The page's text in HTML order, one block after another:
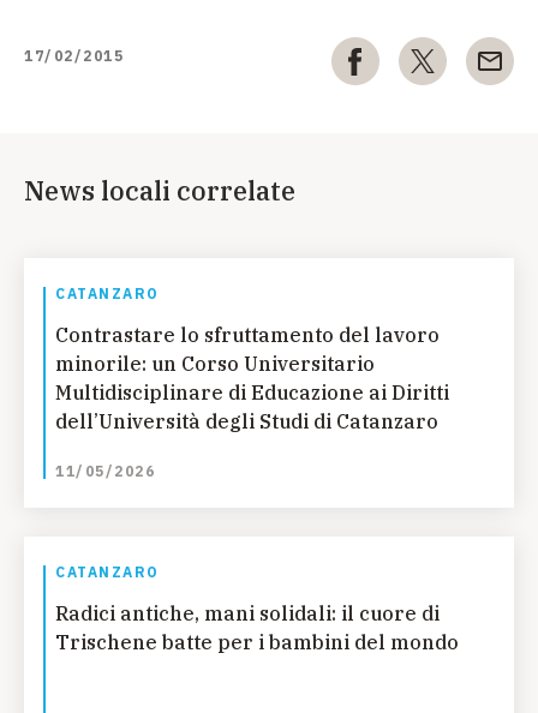
17/02/2015
News locali correlate
CATANZARO
Contrastare lo sfruttamento del lavoro
minorile: un Corso Universitario
Multidisciplinare di Educazione ai Diritti
dell’Università degli Studi di Catanzaro
11/05/2026
CATANZARO
Radici antiche, mani solidali: il cuore di
Trischene batte per i bambini del mondo